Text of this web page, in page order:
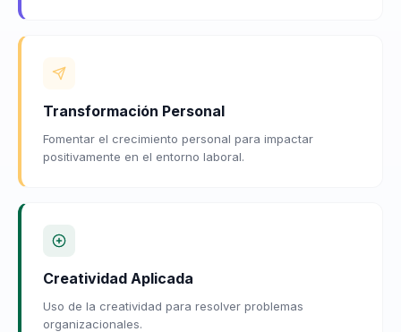
Transformación Personal
Fomentar el crecimiento personal para impactar
positivamente en el entorno laboral.
Creatividad Aplicada
Uso de la creatividad para resolver problemas
organizacionales.